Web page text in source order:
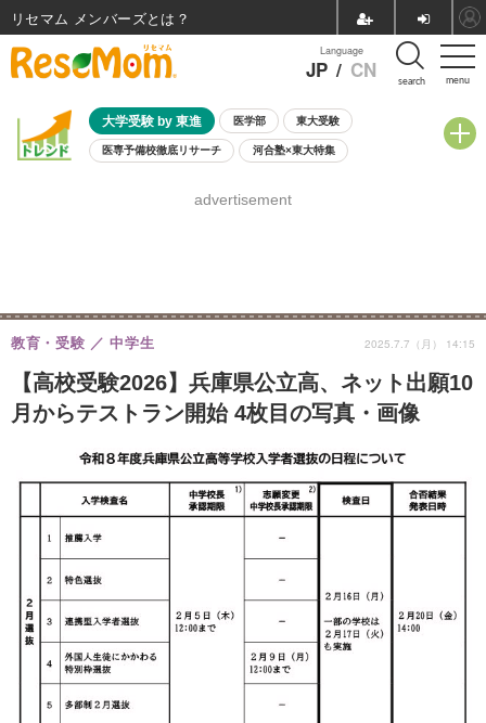
menu
Language
JP / CN search
大学受験 by 東進 医学部 東大受験
医専予備校徹底リサーチ 河合塾×東大特集
8月開催学校説明会・相談会
advertisement
【高校受験2026】兵庫県公立高、ネット出願10
月からテストラン開始 4枚目の写真・画像
教育・受験 中学生 2025.7.7（月） 14:15
リセマム メンバーズ